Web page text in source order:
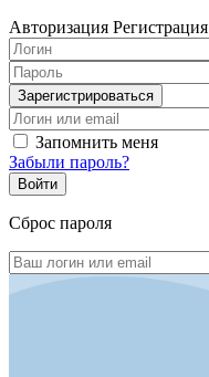
Авторизация Регистрация
Запомнить меня
Забыли пароль?
Сброс пароля